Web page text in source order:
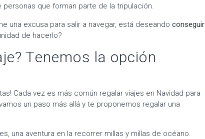
que forman parte de la tripulación.
una excusa para salir a navegar, está deseando conseguir
de hacerlo?
Tenemos la opción
Cada vez es más común regalar viajes en Navidad para
un paso más allá y te proponemos regalar una
una aventura en la recorrer millas y millas de océano.